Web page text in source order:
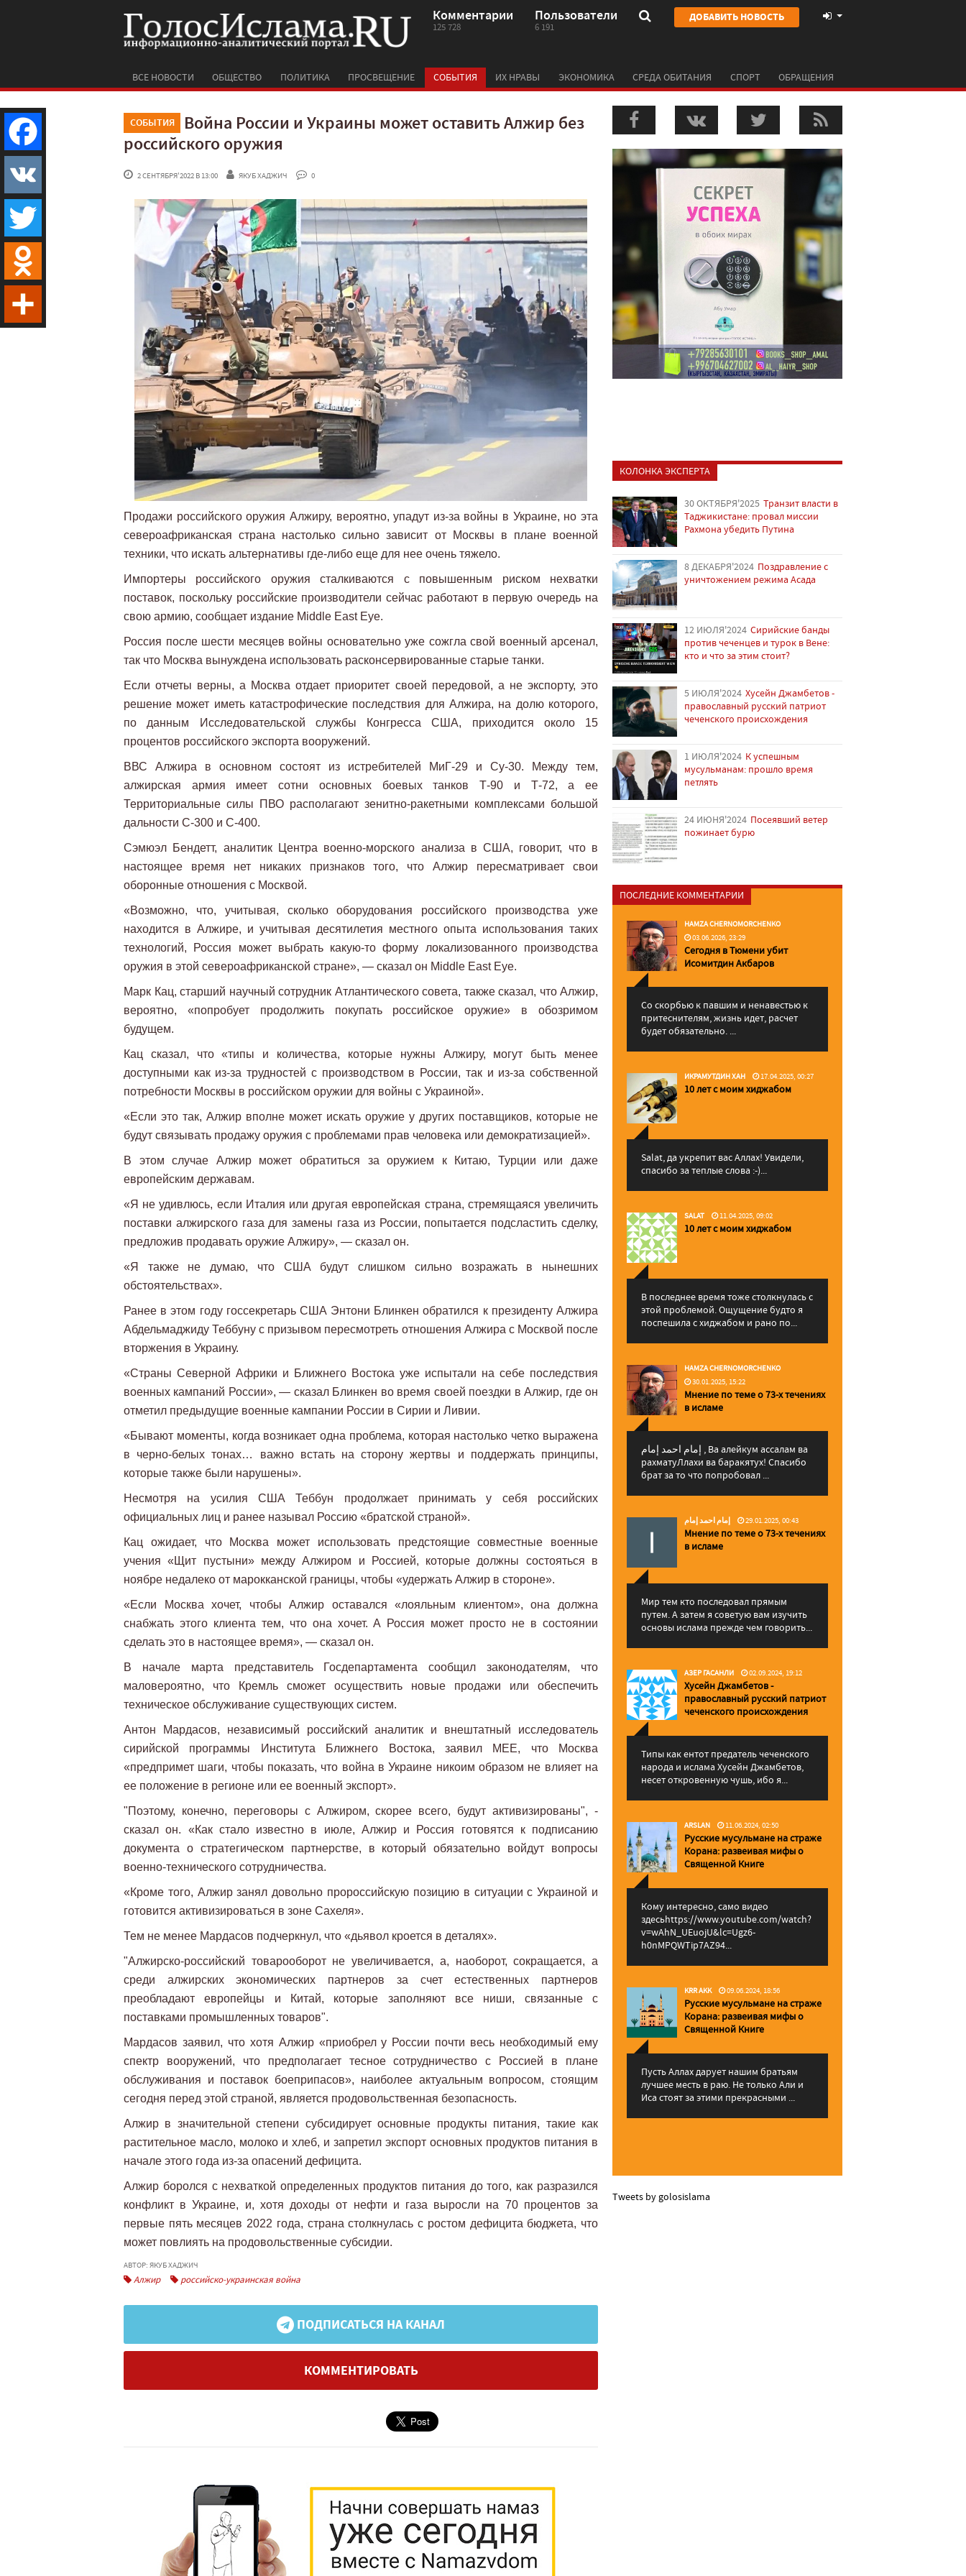
Комментарии
125 728
Пользователи
6 191
ДОБАВИТЬ НОВОСТЬ
ВСЕ НОВОСТИ ОБЩЕСТВО ПОЛИТИКА ПРОСВЕЩЕНИЕ СОБЫТИЯ ИХ НРАВЫ ЭКОНОМИКА СРЕДА ОБИТАНИЯ СПОРТ ОБРАЩЕНИЯ
СОБЫТИЯ
Война России и Украины может оставить Алжир без
российского оружия
2 СЕНТЯБРЯ'2022 В 13:00 ЯКУБ ХАДЖИЧ 0
Продажи российского оружия Алжиру, вероятно, упадут из-за войны в Украине, но эта
североафриканская страна настолько сильно зависит от Москвы в плане военной
техники, что искать альтернативы где-либо еще для нее очень тяжело.
Импортеры российского оружия сталкиваются с повышенным риском нехватки
поставок, поскольку российские производители сейчас работают в первую очередь на
свою армию, сообщает издание Middle East Eye.
Россия после шести месяцев войны основательно уже сожгла свой военный арсенал,
так что Москва вынуждена использовать расконсервированные старые танки.
Если отчеты верны, а Москва отдает приоритет своей передовой, а не экспорту, это
решение может иметь катастрофические последствия для Алжира, на долю которого,
по данным Исследовательской службы Конгресса США, приходится около 15
процентов российского экспорта вооружений.
ВВС Алжира в основном состоят из истребителей МиГ-29 и Су-30. Между тем,
алжирская армия имеет сотни основных боевых танков Т-90 и Т-72, ​​а ее
Территориальные силы ПВО располагают зенитно-ракетными комплексами большой
дальности С-300 и С-400.
Сэмюэл Бендетт, аналитик Центра военно-морского анализа в США, говорит, что в
настоящее время нет никаких признаков того, что Алжир пересматривает свои
оборонные отношения с Москвой.
«Возможно, что, учитывая, сколько оборудования российского производства уже
находится в Алжире, и учитывая десятилетия местного опыта использования таких
технологий, Россия может выбрать какую-то форму локализованного производства
оружия в этой североафриканской стране», — сказал он Middle East Eye.
Марк Кац, старший научный сотрудник Атлантического совета, также сказал, что Алжир,
вероятно, «попробует продолжить покупать российское оружие» в обозримом
будущем.
Кац сказал, что «типы и количества, которые нужны Алжиру, могут быть менее
доступными как из-за трудностей с производством в России, так и из-за собственной
потребности Москвы в российском оружии для войны с Украиной».
«Если это так, Алжир вполне может искать оружие у других поставщиков, которые не
будут связывать продажу оружия с проблемами прав человека или демократизацией».
В этом случае Алжир может обратиться за оружием к Китаю, Турции или даже
европейским державам.
«Я не удивлюсь, если Италия или другая европейская страна, стремящаяся увеличить
поставки алжирского газа для замены газа из России, попытается подсластить сделку,
предложив продавать оружие Алжиру», — сказал он.
«Я также не думаю, что США будут слишком сильно возражать в нынешних
обстоятельствах».
Ранее в этом году госсекретарь США Энтони Блинкен обратился к президенту Алжира
Абдельмаджиду Теббуну с призывом пересмотреть отношения Алжира с Москвой после
вторжения в Украину.
«Страны Северной Африки и Ближнего Востока уже испытали на себе последствия
военных кампаний России», — сказал Блинкен во время своей поездки в Алжир, где он
отметил предыдущие военные кампании России в Сирии и Ливии.
«Бывают моменты, когда возникает одна проблема, которая настолько четко выражена
в черно-белых тонах… важно встать на сторону жертвы и поддержать принципы,
которые также были нарушены».
Несмотря на усилия США Теббун продолжает принимать у себя российских
официальных лиц и ранее называл Россию «братской страной».
Кац ожидает, что Москва может использовать предстоящие совместные военные
учения «Щит пустыни» между Алжиром и Россией, которые должны состояться в
ноябре недалеко от марокканской границы, чтобы «удержать Алжир в стороне».
«Если Москва хочет, чтобы Алжир оставался «лояльным клиентом», она должна
снабжать этого клиента тем, что она хочет. А Россия может просто не в состоянии
сделать это в настоящее время», — сказал он.
В начале марта представитель Госдепартамента сообщил законодателям, что
маловероятно, что Кремль сможет осуществить новые продажи или обеспечить
техническое обслуживание существующих систем.
Антон Мардасов, независимый российский аналитик и внештатный исследователь
сирийской программы Института Ближнего Востока, заявил MEE, что Москва
«предпримет шаги, чтобы показать, что война в Украине никоим образом не влияет на
ее положение в регионе или ее военный экспорт».
"Поэтому, конечно, переговоры с Алжиром, скорее всего, будут активизированы", -
сказал он. «Как стало известно в июле, Алжир и Россия готовятся к подписанию
документа о стратегическом партнерстве, в который обязательно войдут вопросы
военно-технического сотрудничества.
«Кроме того, Алжир занял довольно пророссийскую позицию в ситуации с Украиной и
готовится активизироваться в зоне Сахеля».
Тем не менее Мардасов подчеркнул, что «дьявол кроется в деталях».
"Алжирско-российский товарооборот не увеличивается, а, наоборот, сокращается, а
среди алжирских экономических партнеров за счет естественных партнеров
преобладают европейцы и Китай, которые заполняют все ниши, связанные с
поставками промышленных товаров".
Мардасов заявил, что хотя Алжир «приобрел у России почти весь необходимый ему
спектр вооружений, что предполагает тесное сотрудничество с Россией в плане
обслуживания и поставок боеприпасов», наиболее актуальным вопросом, стоящим
сегодня перед этой страной, является продовольственная безопасность.
Алжир в значительной степени субсидирует основные продукты питания, такие как
растительное масло, молоко и хлеб, и запретил экспорт основных продуктов питания в
начале этого года из-за опасений дефицита.
Алжир боролся с нехваткой определенных продуктов питания до того, как разразился
конфликт в Украине, и, хотя доходы от нефти и газа выросли на 70 процентов за
первые пять месяцев 2022 года, страна столкнулась с ростом дефицита бюджета, что
может повлиять на продовольственные субсидии.
АВТОР: ЯКУБ ХАДЖИЧ
Алжир российско-украинская война
ПОДПИСАТЬСЯ НА КАНАЛ
КОММЕНТИРОВАТЬ
КОЛОНКА ЭКСПЕРТА
30 ОКТЯБРЯ'2025 Транзит власти в
Таджикистане: провал миссии
Рахмона убедить Путина
8 ДЕКАБРЯ'2024 Поздравление с
уничтожением режима Асада
12 ИЮЛЯ'2024 Сирийские банды
против чеченцев и турок в Вене:
кто и что за этим стоит?
5 ИЮЛЯ'2024 Хусейн Джамбетов -
православный русский патриот
чеченского происхождения
1 ИЮЛЯ'2024 К успешным
мусульманам: прошло время
петлять
24 ИЮНЯ'2024 Посеявший ветер
пожинает бурю
ПОСЛЕДНИЕ КОММЕНТАРИИ
HAMZA CHERNOMORCHENKO
03.06.2026, 23:29
Сегодня в Тюмени убит
Исомитдин Акбаров
Со скорбью к павшим и ненавестью к
притеснителям, жизнь идет, расчет
будет обязательно. ...
ИКРАМУТДИН ХАН 17.04.2025, 00:27
10 лет с моим хиджабом
Salat, да укрепит вас Аллаx! Увидели,
спасибо за теплые слова :-)...
SALAT 11.04.2025, 09:02
10 лет с моим хиджабом
В последнее время тоже столкнулась с
этой проблемой. Ощущение будто я
поспешила с хиджабом и рано по...
HAMZA CHERNOMORCHENKO
30.01.2025, 15:22
Мнение по теме о 73-х течениях
в исламе
إمام احمد إمام , Ва алейкум ассалам ва
рахматуЛлахи ва баракятух! Спасибо
брат за то что попробовал ...
إمام احمد إمام 29.01.2025, 00:43
Мнение по теме о 73-х течениях
в исламе
Мир тем кто последовал прямым
путем. А затем я советую вам изучить
основы ислама прежде чем говорить...
АЗЕР ГАСАНЛИ 02.09.2024, 19:12
Хусейн Джамбетов -
православный русский патриот
чеченского происхождения
Типы как ентот предатель чеченского
народа и ислама Хусейн Джамбетов,
несет откровенную чушь, ибо я...
ARSLAN 11.06.2024, 02:50
Русские мусульмане на страже
Корана: pазвеивая мифы о
Священной Книге
Кому интересно, само видео
здесьhttps://www.youtube.com/watch?
v=wAhN_UEuojU&lc=Ugz6-
h0nMPQWTip7AZ94...
KRR AKK 09.06.2024, 18:56
Русские мусульмане на страже
Корана: pазвеивая мифы о
Священной Книге
Пусть Аллах дарует нашим братьям
лучшее месть в раю. Не только Али и
Иса стоят за этими прекрасными ...
Tweets by golosislama
Facebook
VK
Twitter
Odnoklassniki